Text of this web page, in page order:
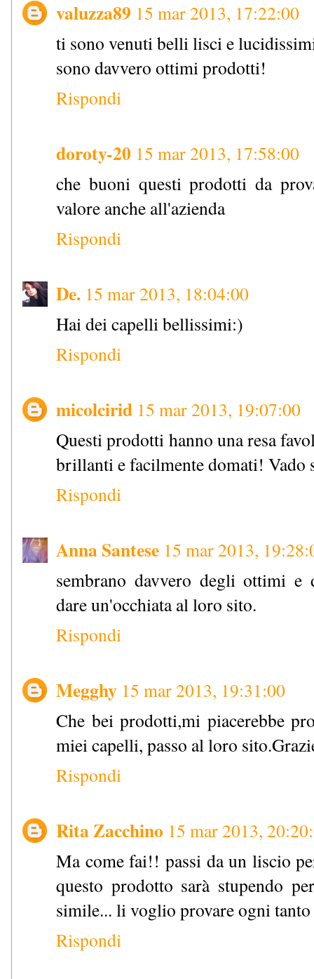
valuzza89 15 mar 2013, 17:22:00
ti sono venuti belli lisci e
sono davvero ottimi prodotti!
Rispondi
doroty-20 15 mar 2013, 17:58:00
che buoni questi prodotti da
valore anche all'azienda
Rispondi
De. 15 mar 2013, 18:04:00
Hai dei capelli bellissimi:)
Rispondi
micolcirid 15 mar 2013, 19:07:00
Questi prodotti hanno una resa
brillanti e facilmente domati! Vado
Rispondi
Anna Santese 15 mar 2013,
sembrano davvero degli ottimi
dare un'occhiata al loro sito.
Rispondi
Megghy 15 mar 2013, 19:31:00
Che bei prodotti,mi piacerebbe
miei capelli, passo al loro
Rispondi
Rita Zacchino 15 mar 2013,
Ma come fai!! passi da un liscio
questo prodotto sarà stupendo
simile... li voglio provare ogni
Rispondi